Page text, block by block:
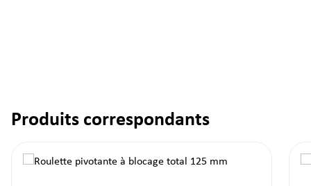
Ignorer la galerie de produits
Produits correspondants